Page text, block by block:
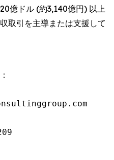
億ドル (約3,140億円) 以上
取引を主導または支援して